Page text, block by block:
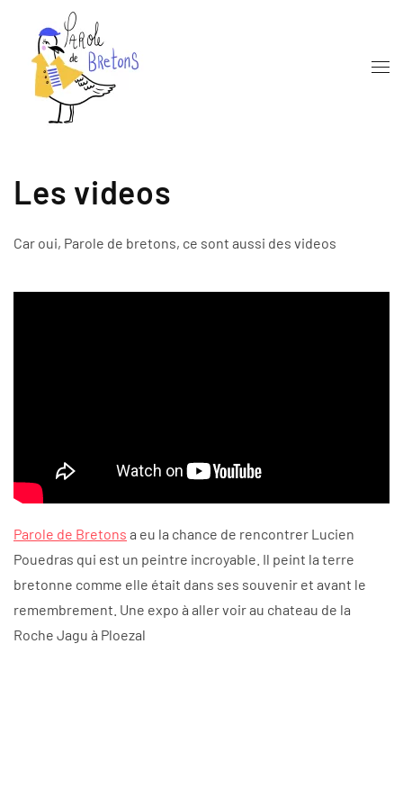
Skip to main content
Les videos
Car oui, Parole de bretons, ce sont aussi des videos
Parole de Bretons a eu la chance de rencontrer Lucien
Pouedras qui est un peintre incroyable. Il peint la terre
bretonne comme elle était dans ses souvenir et avant le
remembrement. Une expo à aller voir au chateau de la
Roche Jagu à Ploezal